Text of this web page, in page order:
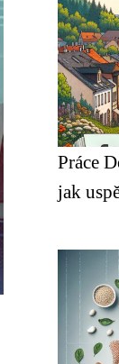
Práce
jak